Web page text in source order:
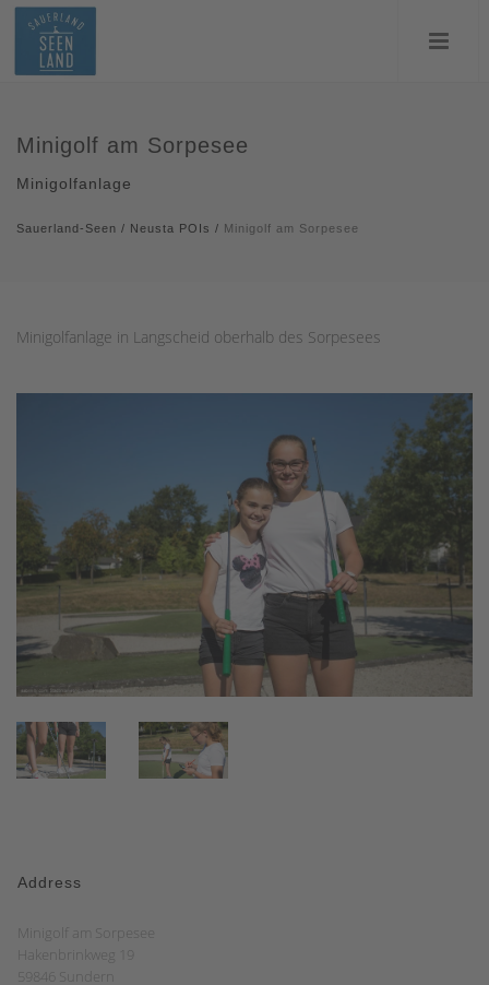
Minigolf am Sorpesee
Minigolfanlage
Sauerland-Seen / Neusta POIs / Minigolf am Sorpesee
Minigolfanlage in Langscheid oberhalb des Sorpesees
Address
Minigolf am Sorpesee
Hakenbrinkweg 19
59846 Sundern